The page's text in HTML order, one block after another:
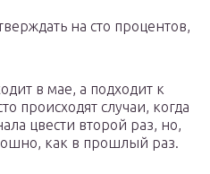
на сто процентов,
в мае, а подходит к
происходят случаи, когда
цвести второй раз, но,
как в прошлый раз.